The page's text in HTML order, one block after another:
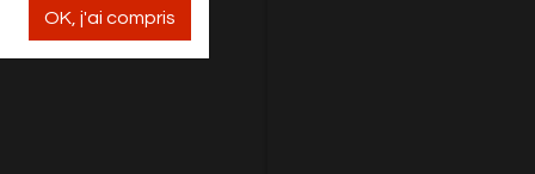
OK, j'ai compris